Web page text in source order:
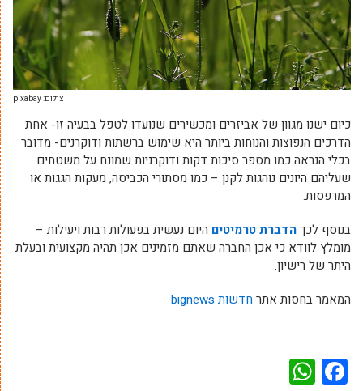
צילום: pixabay
כיום ישנו מגוון של אביזרים ומכשירים שנועדו לטפל בבעיה זו- אחת
הדרכים הנפוצות והנוחות ביותר היא שימוש ברשתות ודוקרנים- מדובר
בכלי הנראה כמו מספר סיכות דקות ודוקרניות שמונח על משטחים
שעליהם היונים נוהגות לקנן – כמו מסתורי הכביסה, מעקות הגגות או
המרפסות.
בנוסף לכךהדברת טרמיטים היום נעשית בפעולות רבות ויעילות –
מומלץ לוודא כי אכן החברה שאתם מזמינים אכן תהיה מקצועית ובעלת
היתר של רישיון.
המאמר בחסות אתר חדשות bignews
Facebook